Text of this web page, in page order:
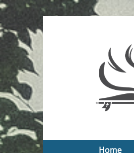
Skip
to
content
Home